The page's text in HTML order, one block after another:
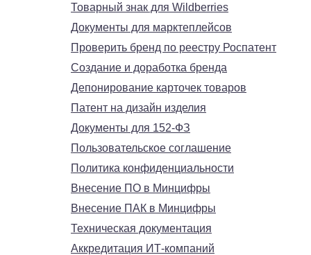
Товарный знак для Wildberries
Документы для марктеплейсов
Проверить бренд по реестру Роспатент
Создание и доработка бренда
Депонирование карточек товаров
Патент на дизайн изделия
Документы для 152-ФЗ
Пользовательское соглашение
Политика конфиденциальности
Внесение ПО в Минцифры
Внесение ПАК в Минцифры
Техническая документация
Аккредитация ИТ-компаний